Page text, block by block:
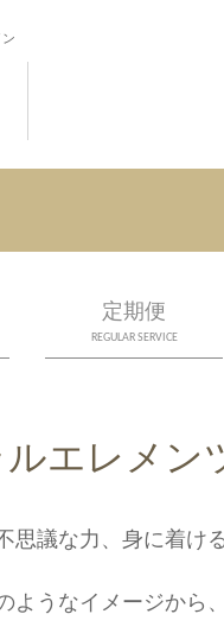
定期便
REGULAR SERVICE
エレメン
議な力、身に着け
ようなイメージから